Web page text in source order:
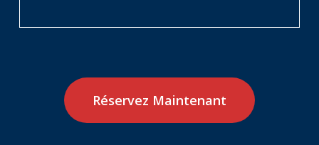
Réservez Maintenant